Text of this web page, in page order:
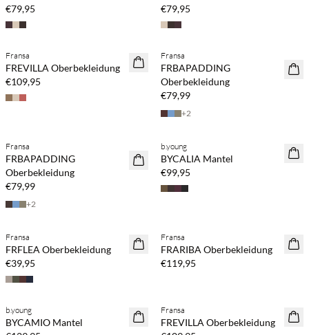
€79,95
€79,95
NEUHEITEN
Fransa
FREVILLA Oberbekleidung
€109,95
NEUHEITEN
Fransa
FRBAPADDING
Oberbekleidung
€79,99
+2
NEUHEITEN
Fransa
FRBAPADDING
Oberbekleidung
€79,99
+2
NEUHEITEN
b.young
BYCALIA Mantel
€99,95
NEUHEITEN
Fransa
FRFLEA Oberbekleidung
€39,95
NEUHEITEN
Fransa
FRARIBA Oberbekleidung
€119,95
NEUHEITEN
b.young
BYCAMIO Mantel
NEUHEITEN
Fransa
FREVILLA Oberbekleidung